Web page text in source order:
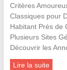
Critères
Classiques pour
Habitant Près de
Plusieurs Sites
Découvrir les
Lire la suite